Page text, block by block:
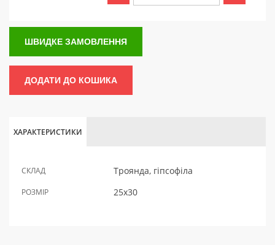
ШВИДКЕ ЗАМОВЛЕННЯ
ДОДАТИ ДО КОШИКА
ХАРАКТЕРИСТИКИ
СКЛАД Троянда, гіпсофіла
РОЗМІР 25x30